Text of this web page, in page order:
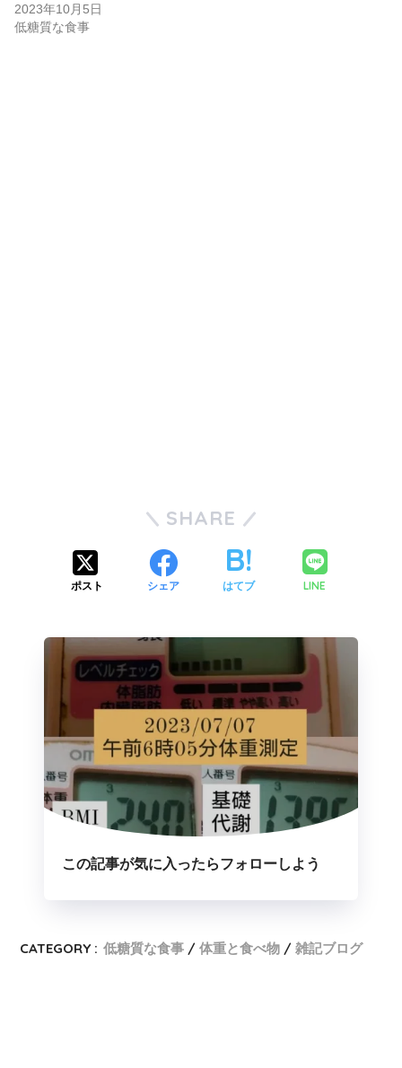
2023年10月5日
低糖質な食事
SHARE
ポスト シェア はてブ LINE
この記事が気に入ったらフォローしよう
CATEGORY : 低糖質な食事 体重と食べ物 雑記ブログ